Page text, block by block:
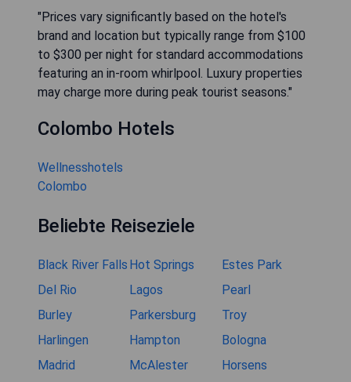
"Prices vary significantly based on the hotel's
brand and location but typically range from $100
to $300 per night for standard accommodations
featuring an in-room whirlpool. Luxury properties
may charge more during peak tourist seasons."
Colombo Hotels
Wellnesshotels
Colombo
Beliebte Reiseziele
Black River Falls Hot Springs
Estes Park
Del Rio
Lagos
Pearl
Burley
Parkersburg
Troy
Harlingen
Hampton
Bologna
Madrid
McAlester Horsens